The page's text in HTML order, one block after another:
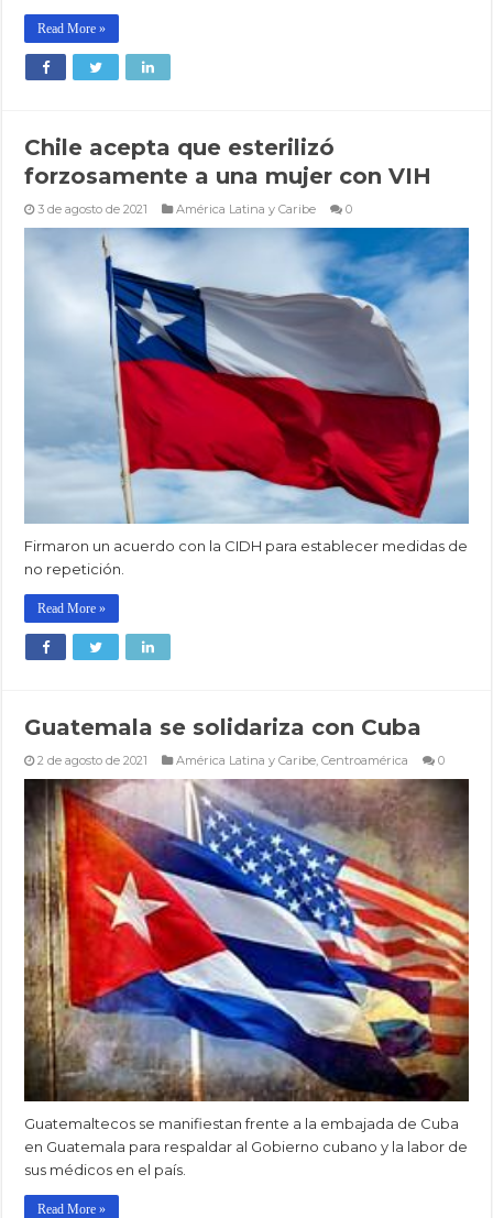
Read More »
Chile acepta que esterilizó
forzosamente a una mujer con VIH
3 de agosto de 2021 América Latina y Caribe 0
Firmaron un acuerdo con la CIDH para establecer medidas de
no repetición.
Read More »
Guatemala se solidariza con Cuba
2 de agosto de 2021 América Latina y Caribe,Centroamérica 0
Guatemaltecos se manifiestan frente a la embajada de Cuba
en Guatemala para respaldar al Gobierno cubano y la labor de
sus médicos en el país.
Read More »